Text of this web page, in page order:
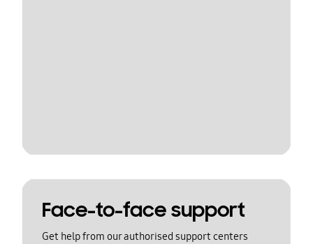
Face-to-face support
Get help from our authorised support centers